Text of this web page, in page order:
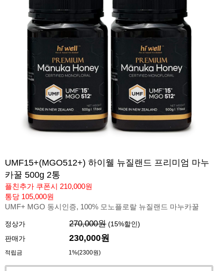
UMF15+(MGO512+) 하이웰 뉴질랜드 프리미엄 마누
카꿀 500g 2통
플친추가 쿠폰시 210,000원
통당 105,000원
UMF+ MGO 동시인증, 100% 모노플로랄 뉴질랜드 마누카꿀
정상가 270,000원 (15%할인)
판매가
230,000원
적립금 1%(2300원)